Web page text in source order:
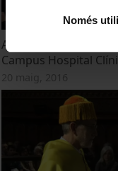
Només
Acte de Graduació
Campus Hospital
20 maig, 2016